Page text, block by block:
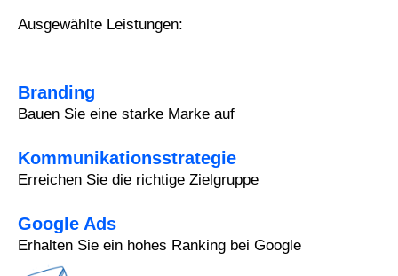
Ausgewählte Leistungen:
Branding
Bauen Sie eine starke Marke auf
Kommunikationsstrategie
Erreichen Sie die richtige Zielgruppe
Google Ads
Erhalten Sie ein hohes Ranking bei Google